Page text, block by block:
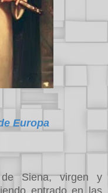
Europa
Siena, virgen y